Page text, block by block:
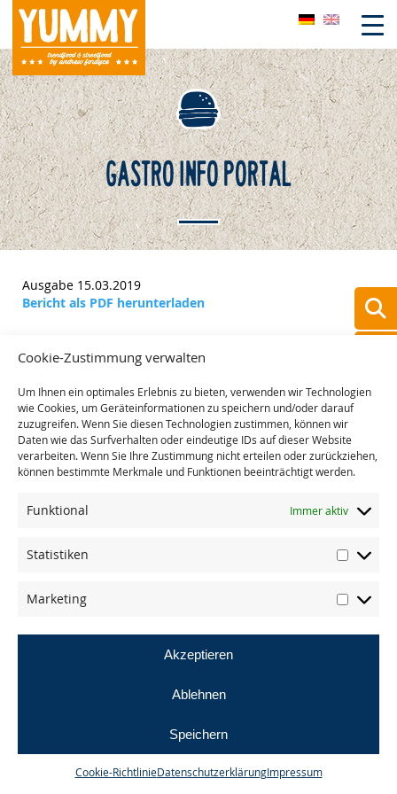
Cookie-Zustimmung verwalten
Um Ihnen ein optimales Erlebnis zu bieten, verwenden wir Technologien
wie Cookies, um Geräteinformationen zu speichern und/oder darauf
zuzugreifen. Wenn Sie diesen Technologien zustimmen, können wir
Daten wie das Surfverhalten oder eindeutige IDs auf dieser Website
verarbeiten. Wenn Sie Ihre Zustimmung nicht erteilen oder zurückziehen,
können bestimmte Merkmale und Funktionen beeinträchtigt werden.
Funktional Immer aktiv
Statistiken
Marketing
Akzeptieren
Ablehnen
Speichern
Cookie-RichtlinieDatenschutzerklärungImpressum
Skip
content
GASTRO INFO PORTAL
Ausgabe 15.03.2019
Bericht als PDF herunterladen
« zurück zu allen Presseberichten
Impressum